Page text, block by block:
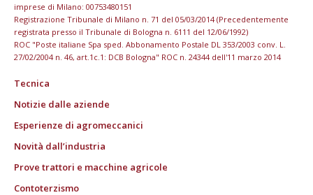
imprese di Milano: 00753480151
Registrazione Tribunale di Milano n. 71 del 05/03/2014 (Precedentemente
registrata presso il Tribunale di Bologna n. 6111 del 12/06/1992)
ROC "Poste italiane Spa sped. Abbonamento Postale DL 353/2003 conv. L.
27/02/2004 n. 46, art.1c.1: DCB Bologna" ROC n. 24344 dell'11 marzo 2014
Tecnica
Notizie dalle aziende
Esperienze di agromeccanici
Novità dall’industria
Prove trattori e macchine agricole
Contoterzismo